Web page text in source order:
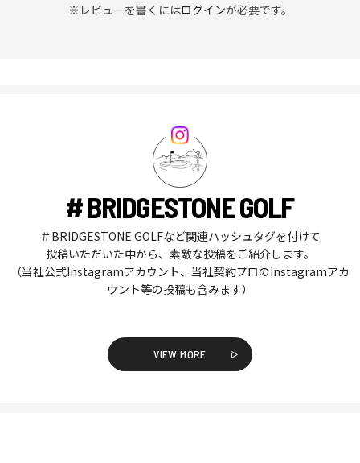
※レビューを書くにはログインが必要です。
# BRIDGESTONE GOLF
＃BRIDGESTONE GOLFなど関連ハッシュタグを付けて
投稿いただいた中から、素敵な投稿をご紹介します。
（当社公式Instagramアカウント、当社契約プロのInstagramアカ
ウント等の投稿も含みます）
VIEW MORE